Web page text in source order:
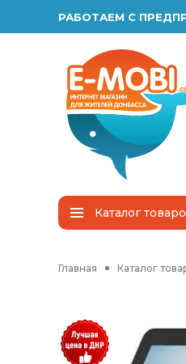
РАБОТАЕМ С
Каталог
Главная Каталог